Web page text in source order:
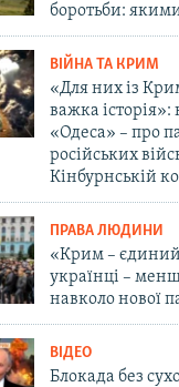
боротьби:
ВІЙНА ТА КРИМ
«Для них із
важка
«Одеса» – про
російських
Кінбурнській
ПРАВА ЛЮДИНИ
«Крим – єдиний
українці –
навколо нової
ВІДЕО
Блокада без